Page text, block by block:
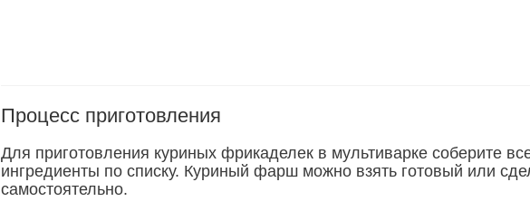
Процесс приготовления
Для приготовления куриных фрикаделек в мультиварке соберите
ингредиенты по списку. Куриный фарш можно взять готовый или
самостоятельно.